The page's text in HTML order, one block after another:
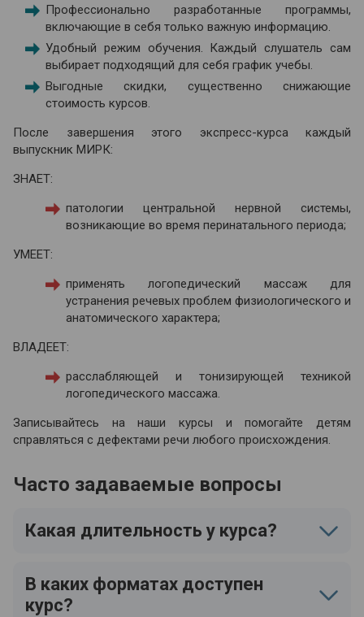
Профессионально разработанные программы,
включающие в себя только важную информацию.
Удобный режим обучения. Каждый слушатель сам
выбирает подходящий для себя график учебы.
Выгодные скидки, существенно снижающие
стоимость курсов.
После завершения этого экспресс-курса каждый
выпускник МИРК:
ЗНАЕТ:
патологии центральной нервной системы,
возникающие во время перинатального периода;
УМЕЕТ:
применять логопедический массаж для
устранения речевых проблем физиологического и
анатомического характера;
ВЛАДЕЕТ:
расслабляющей и тонизирующей техникой
логопедического массажа.
Записывайтесь на наши курсы и помогайте детям
справляться с дефектами речи любого происхождения.
Часто задаваемые вопросы
Какая длительность у курса?
В каких форматах доступен
курс?